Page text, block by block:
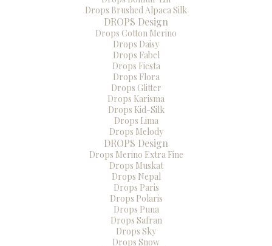
Drops Brushed Alpaca Silk
DROPS Design
Drops Cotton Merino
Drops Daisy
Drops Fabel
Drops Fiesta
Drops Flora
Drops Glitter
Drops Karisma
Drops Kid-Silk
Drops Lima
Drops Melody
DROPS Design
Drops Merino Extra Fine
Drops Muskat
Drops Nepal
Drops Paris
Drops Polaris
Drops Puna
Drops Safran
Drops Sky
Drops Snow